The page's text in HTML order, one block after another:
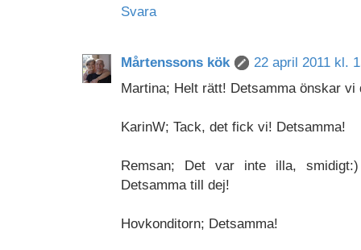
Svara
Mårtenssons kök
22 april 2011 kl.
Martina; Helt rätt! Detsamma önskar vi
KarinW; Tack, det fick vi! Detsamma!
Remsan; Det var inte illa,
Detsamma till dej!
Hovkonditorn; Detsamma!